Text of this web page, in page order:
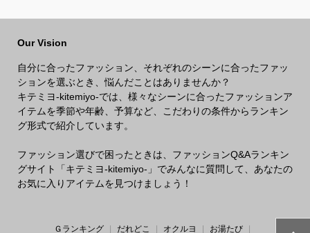
Our Vision
自分に合ったファッション、それぞれのシーンに合ったファッ
ションを選ぶとき、悩んだことはありませんか？
キテミヨ-kitemiyo-では、様々なシーンに合ったファッションア
イテムを季節や年齢、予算など、こだわりの条件からランキン
グ形式で紹介しています。
ファッション選びで困ったときは、ファッションQ&Aランキン
グサイト「キテミヨ-kitemiyo-」でみんなに質問して、あなたの
お気に入りアイテムを見つけましょう！
Ｇランキング だれどこ オクルヨ お湯たび